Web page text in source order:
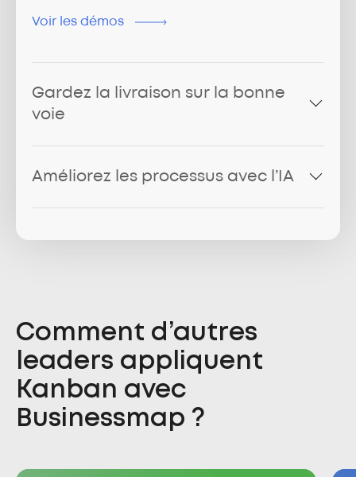
Voir les démos
Gardez la livraison sur la bonne
voie
Améliorez les processus avec l’IA
Comment d’autres
leaders appliquent
Kanban avec
Businessmap ?